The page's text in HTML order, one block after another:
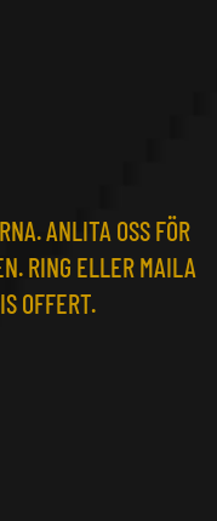
ANLITA OSS FÖR
RING ELLER MAILA
OFFERT.